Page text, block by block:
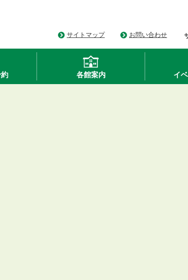
サイトマップ お問い合わせ
各館案内 イ